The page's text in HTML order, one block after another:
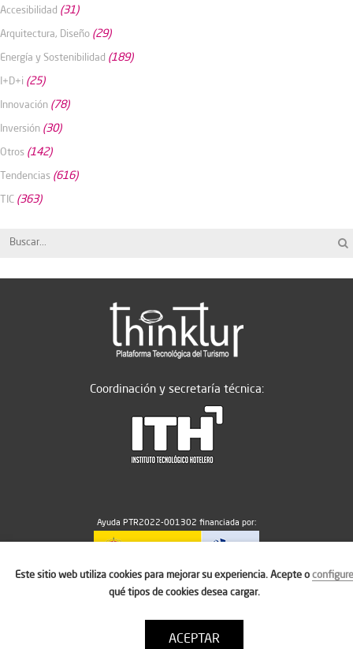
Accesibilidad (31)
Arquitectura, Diseño (29)
Energía y Sostenibilidad (189)
I+D+i (25)
Innovación (78)
Inversión (30)
Otros (142)
Tendencias (616)
TIC (363)
Coordinación y secretaría técnica:
Ayuda PTR2022-001302 financiada por:
MICIU/AEI/10.13039/501100011033
Política de cookies Condiciones de uso
Este sitio web utiliza cookies para mejorar su experiencia. Acepte oconfigure
qué tipos de cookies desea cargar.
ACEPTAR